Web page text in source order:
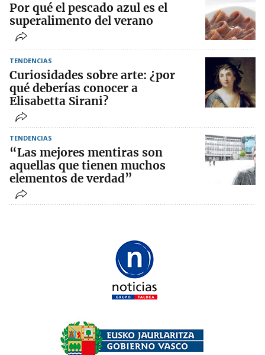
Por qué el pescado azul es el
superalimento del verano
TENDENCIAS
Curiosidades sobre arte: ¿por
qué deberías conocer a
Elisabetta Sirani?
TENDENCIAS
“Las mejores mentiras son
aquellas que tienen muchos
elementos de verdad”